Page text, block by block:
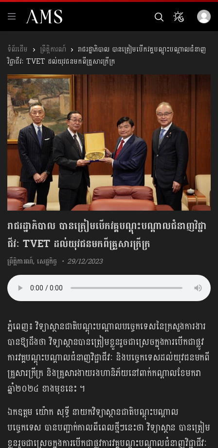
ព្រឹត្តិការណ៍
រាជរដ្ឋាភិបាល បានត្រៀមបើកវគ្គបណ្តុះបណ្តាលជំនាញ
វិជ្ជាជីវៈ TVET ដល់យុវជនមកពីគ្រួសារក្រីក្រ
រាជរដ្ឋាភិបាល បានត្រៀមបើកវគ្គបណ្តុះបណ្តាលជំនាញវិជ្ជា
ជីវៈ TVET ដល់យុវជនមកពីគ្រួសារក្រីក្រ
ព្រឹត្តិការណ៍,សេដ្ឋកិច្ច 29/12/2023
ភ្នំពេញ៖ វិទ្យាស្ថានជាតិបណ្តុះបណ្តាលបច្ចេកទេសនៃក្រសួងការងារ
បានឱ្យដឹងថា វិទ្យាស្ថានបានត្រៀមខ្លួនរួចជាស្រេចក្នុងការបើកជាផ្លូវ
ការវគ្គបណ្តុះបណ្តាលជំនាញវិជ្ជាជីវៈ និងបច្ចេកទេសដល់យុវជនមកពី
គ្រួសារក្រីក្រ និងគ្រួសារងាយរងហានិភ័យនៅពាក់កណ្តាលខែមករា
ឆ្នាំ២០២៤ ខាងមុខនេះ ។
ឯកឧត្តម យ៉ោក សុទ្ធី នាយកវិទ្យាស្ថានជាតិបណ្តុះបណ្តាល
បច្ចេកទេស បានបញ្ជាក់កាលពីពេលថ្មីៗនេះថា វិទ្យាស្ថាន បានត្រៀម
ខ្លួនរួចជាស្រេចក្នុងការបើកជាផ្លូវការវគ្គបណ្តុះបណ្តាលជំនាញវិជ្ជាជីវៈ